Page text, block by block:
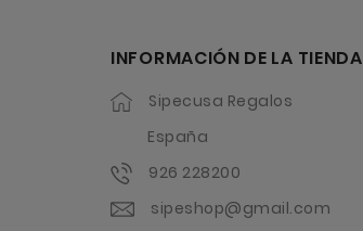
INFORMACIÓN DE LA TIENDA
Sipecusa Regalos
España
926 228200
sipeshop@gmail.com